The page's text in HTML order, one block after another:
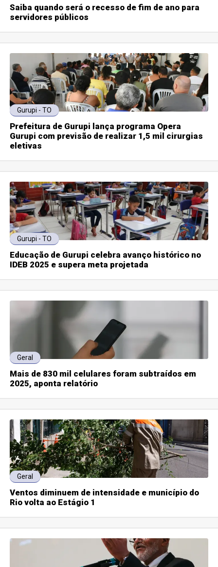
Saiba quando será o recesso de fim de ano para
servidores públicos
Gurupi - TO
Prefeitura de Gurupi lança programa Opera
Gurupi com previsão de realizar 1,5 mil cirurgias
eletivas
Gurupi - TO
Educação de Gurupi celebra avanço histórico no
IDEB 2025 e supera meta projetada
Geral
Mais de 830 mil celulares foram subtraídos em
2025, aponta relatório
Geral
Ventos diminuem de intensidade e município do
Rio volta ao Estágio 1